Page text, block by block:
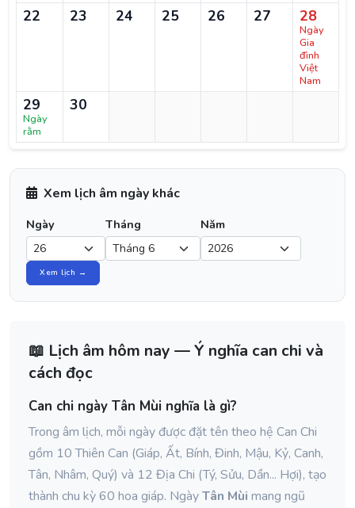
22 23 24 25 26 27 28
Ngày
Gia
đình
Việt
Nam
29
Ngày
rằm
30
Xem lịch âm ngày khác
Ngày Tháng Năm
Xem lịch →
📖 Lịch âm hôm nay — Ý nghĩa can chi và
cách đọc
Can chi ngày Tân Mùi nghĩa là gì?
Trong âm lịch, mỗi ngày được đặt tên theo hệ Can Chi
gồm 10 Thiên Can (Giáp, Ất, Bính, Đinh, Mậu, Kỷ, Canh,
Tân, Nhâm, Quý) và 12 Địa Chi (Tý, Sửu, Dần... Hợi), tạo
thành chu kỳ 60 hoa giáp. NgàyTân Mùi mang ngũ